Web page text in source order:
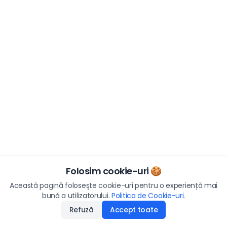
Folosim cookie-uri 🍪
Această pagină folosește cookie-uri pentru o experiență mai
bună a utilizatorului. Politica de Cookie-uri.
Refuză
Accept toate